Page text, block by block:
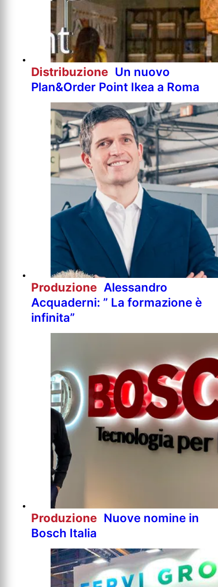
Distribuzione Un nuovo
Plan&Order Point Ikea a Roma
Produzione Alessandro
Acquaderni: ” La formazione è
infinita”
Produzione Nuove nomine in
Bosch Italia